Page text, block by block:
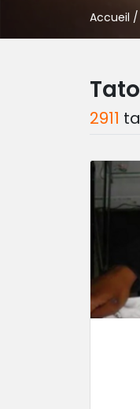
Accueil /
2911